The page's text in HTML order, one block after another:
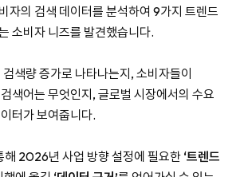
자의 검색 데이터를 분석하여 9가지 트렌드
소비자 니즈를 발견했습니다.
색량 증가로 나타나는지, 소비자들이
색어는 무엇인지, 글로벌 시장에서의 수요
터가 보여줍니다.
해 2026년 사업 방향 설정에 필요한 ‘트렌드